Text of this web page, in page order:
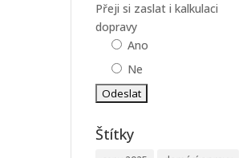
Přeji si zaslat i kalkulaci
dopravy
Ano
Ne
Štítky